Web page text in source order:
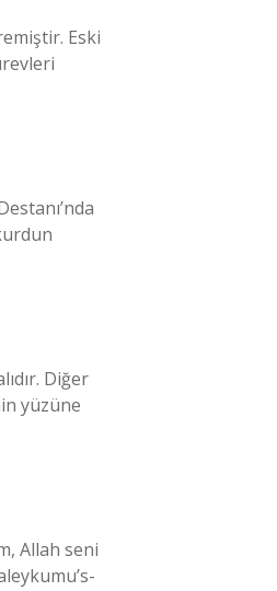
Eski
Diğer
yüzüne
Allah seni